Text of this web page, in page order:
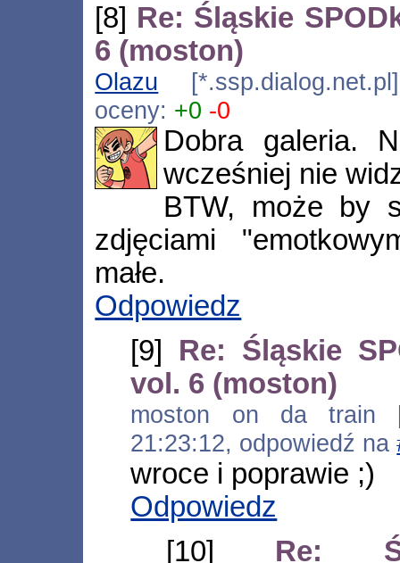
[8] Re: Śląskie
6 (moston)
Olazu
oceny: +0 -0
Dobra galeria.
wcześniej nie
BTW, może by
zdjęciami
małe.
Odpowiedz
[9] Re: Śląskie
vol. 6 (moston)
moston on da train
21:23:12, odpowiedź na
wroce i poprawie ;)
Odpowiedz
[10] Re: